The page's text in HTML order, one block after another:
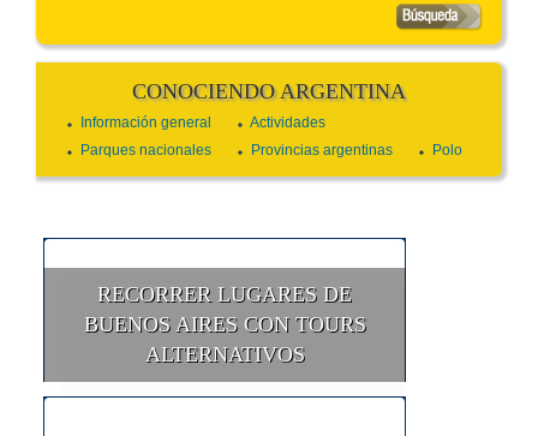
CONOCIENDO ARGENTINA
Información general
Actividades
Parques nacionales
Provincias argentinas Polo
RECORRER LUGARES DE
BUENOS AIRES CON TOURS
ALTERNATIVOS